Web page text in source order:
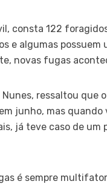
consta 122
e algumas
novas fugas
ressaltou que
junho, mas
já teve caso de um
é sempre